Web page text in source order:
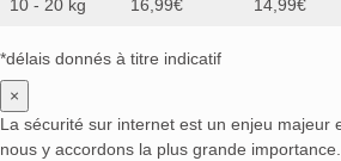
10 - 20 kg 16,99€ 14,99€
*délais donnés à titre indicatif
×
La sécurité sur internet est un enjeu majeur
nous y accordons la plus grande importance.